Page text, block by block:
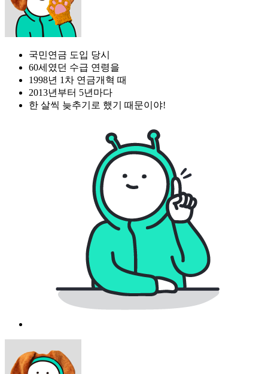
국민연금 도입 당시
60세였던 수급 연령을
1998년 1차 연금개혁 때
2013년부터 5년마다
한 살씩 늦추기로 했기 때문이야!